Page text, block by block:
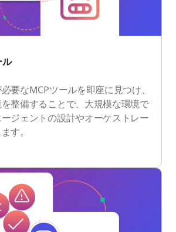
ル
要なMCPツールを即座に見つけ、
整備することで、大規模な環境で
ジェントの設計やオーケストレー
す。